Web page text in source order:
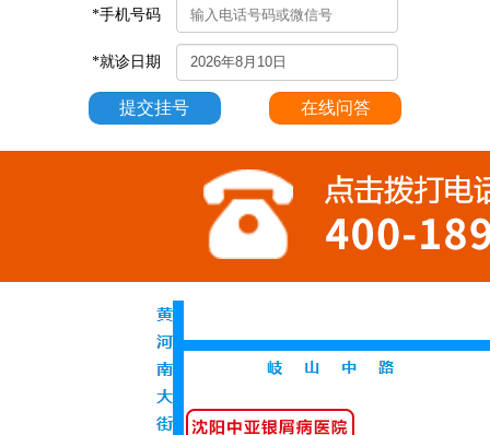
*手机号码
*就诊日期